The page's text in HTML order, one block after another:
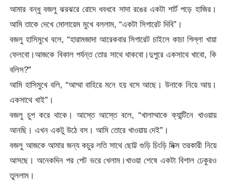
আমার বন্ধু বজলু ঝরঝরে রোদে ধবধবে সাদা রঙের একটা শার্ট পড়ে হাজির।
আমি তাকে দেখে মোলায়েম মুখে বললাম, “একটা সিগারেট দিবি”।
বজলু হাসিমুখে বলে, “হারামজাদা আরেকবার সিগারেট চাইলে কাচা গিল্লা খায়া
ফেলবো।আজকে বিকাল পর্যন্ত তোর সাথে থাকবো।দুপুরে একসাথে খাবো, কি
বলিস?”
আমি হাসিমুখে বলি, “আম্মা বাহিরে মনে হয় বসে আছে। উনাকে নিয়ে আয়।
একসাথে খাই”।
বজলু চুপ করে থাকে। আস্তে আস্তে বলে, “খালাম্মাকে ক্যান্টিনে খাওয়ায়
আনছি। এখন একটু উঠে বস। আমি তোরে খাওয়ায় দেই”।
বজলু আজকে আমার জন্য কচুর লতি সাথে ছোট্ট গুড়ি চিংড়ি মিক্স তরকারী নিয়ে
আসছে। অনেকদিন পর পেট ভরে খেলাম।খাওয়া শেষে একটা বিশাল ঢেকুরও
তুললাম।